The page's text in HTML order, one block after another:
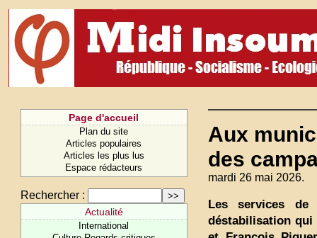
Page d'accueil
Plan du site
Articles populaires
Articles les plus lus
Espace rédacteurs
Rechercher :
Actualité
International
Aux
des
mardi 26 mai 2026.
Les services de
déstabilisation qui